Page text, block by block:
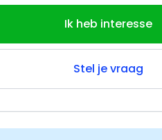
Ik heb interesse
Stel je vraag